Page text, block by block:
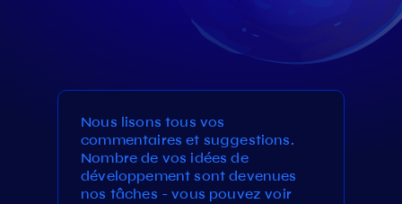
Nous lisons tous vos
commentaires et suggestions.
Nombre de vos idées de
développement sont devenues
nos tâches - vous pouvez voir